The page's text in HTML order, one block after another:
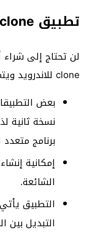
تطبيق super clone للأندرويد
clone للاندرويد ويتميز بالاتي:
بعض
برنامج
إمكانية
الشائعة.
التطبيق
التبديل بين